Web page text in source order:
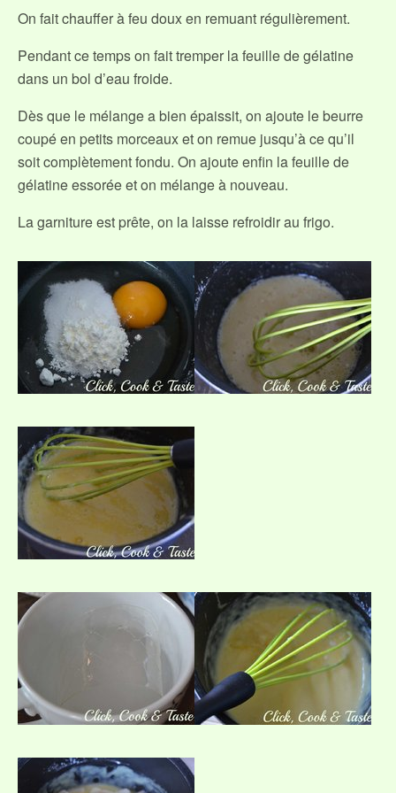
On fait chauffer à feu doux en remuant régulièrement.
Pendant ce temps on fait tremper la feuille de gélatine
dans un bol d’eau froide.
Dès que le mélange a bien épaissit, on ajoute le beurre
coupé en petits morceaux et on remue jusqu’à ce qu’il
soit complètement fondu. On ajoute enfin la feuille de
gélatine essorée et on mélange à nouveau.
La garniture est prête, on la laisse refroidir au frigo.